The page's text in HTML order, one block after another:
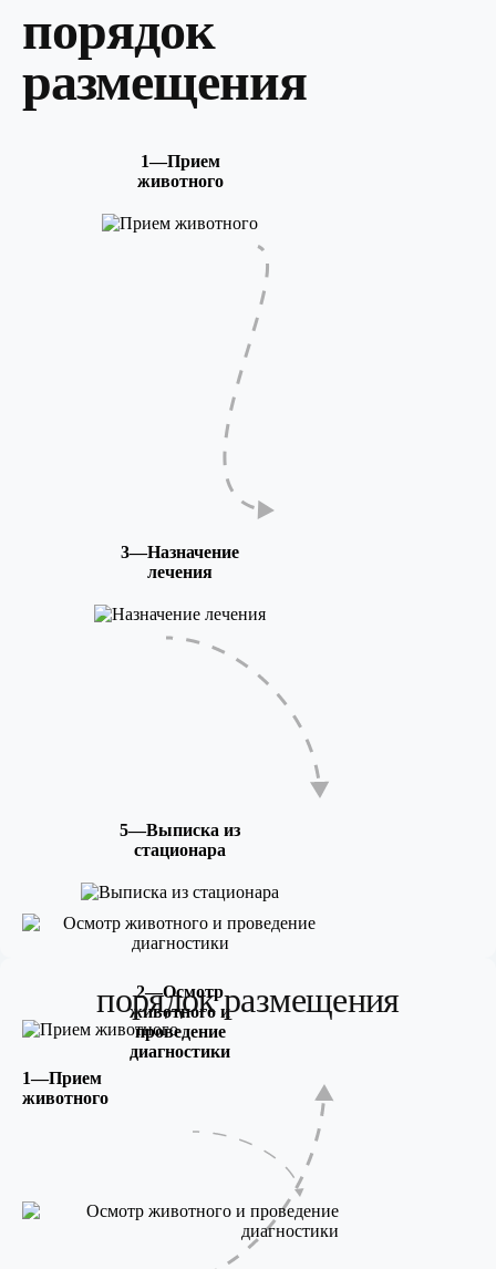
порядок
размещения
1—Прием
животного
3—Назначение
лечения
5—Выписка из
стационара
2—Осмотр
животного и
проведение
диагностики
порядок размещения
1—Прием
животного